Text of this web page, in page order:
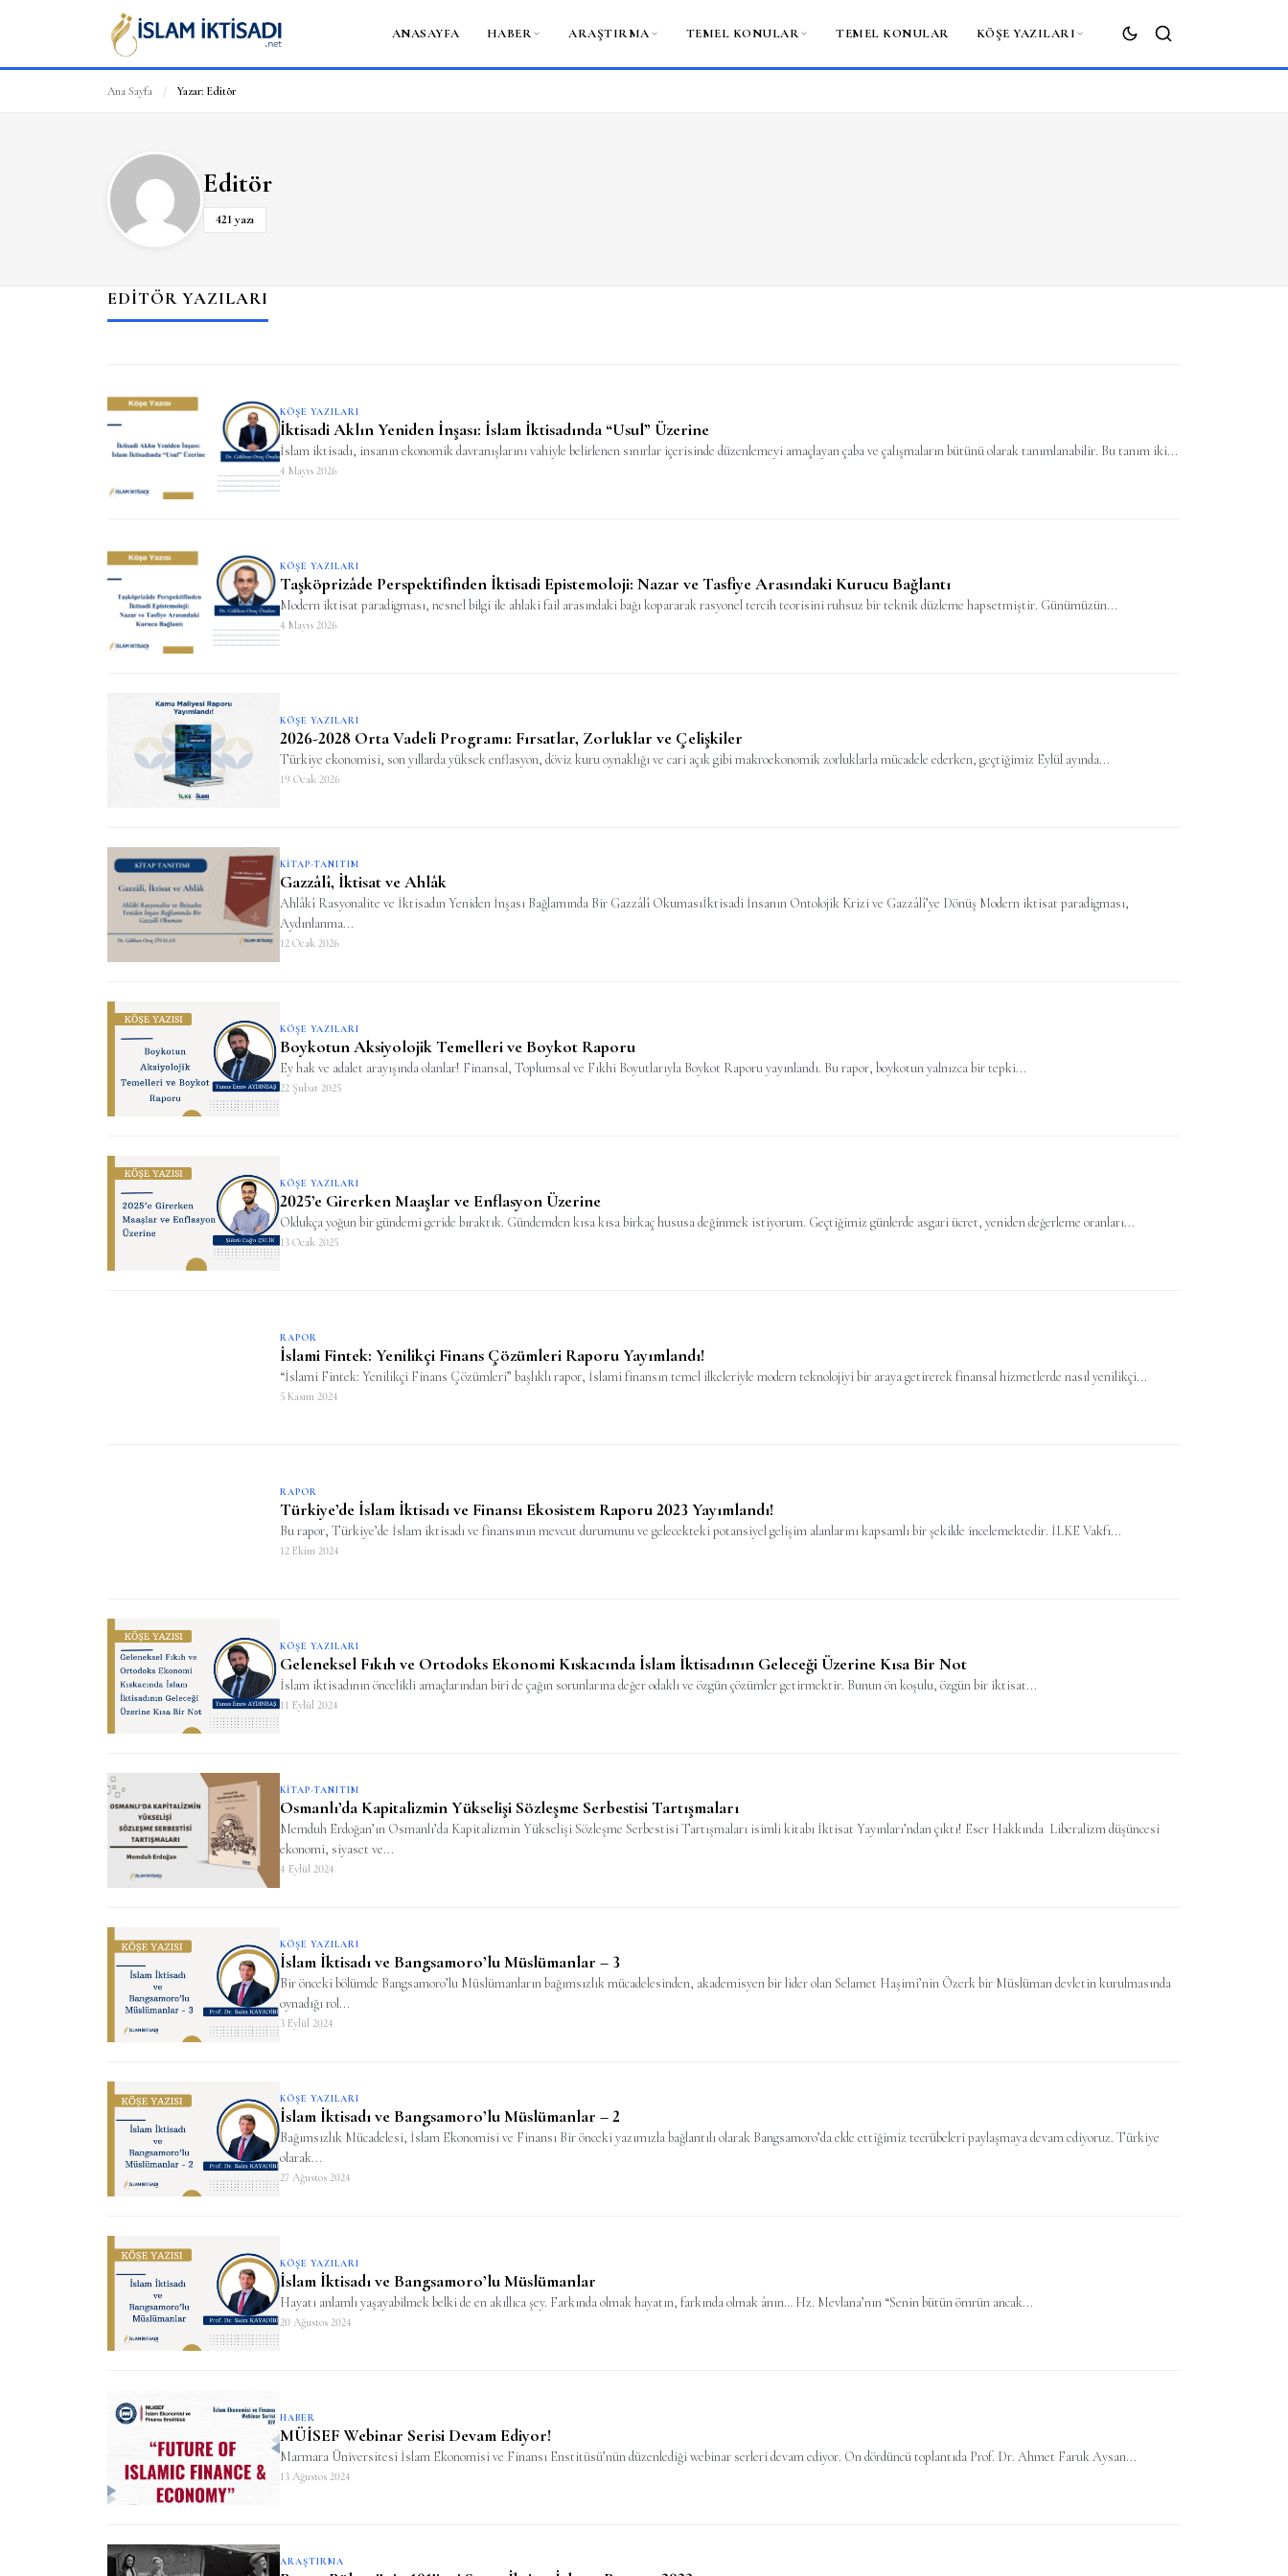
ANASAYFA HABER ARAŞTIRMA TEMEL KONULAR TEMEL KONULAR KÖŞE YAZILARI
ARA
Ana Sayfa / Yazar: Editör
Editör
421 yazı
EDITÖR YAZILARI
KÖŞE YAZILARI
İktisadi Aklın Yeniden İnşası: İslam İktisadında “Usul” Üzerine
İslam iktisadı, insanın ekonomik davranışlarını vahiyle belirlenen sınırlar içerisinde düzenlemeyi amaçlayan çaba ve çalışmaların bütünü olarak tanımlanabilir. Bu tanım iki...
4 Mayıs 2026
KÖŞE YAZILARI
Taşköprizâde Perspektifinden İktisadi Epistemoloji: Nazar ve Tasfiye Arasındaki Kurucu Bağlantı
Modern iktisat paradigması, nesnel bilgi ile ahlaki fail arasındaki bağı kopararak rasyonel tercih teorisini ruhsuz bir teknik düzleme hapsetmiştir. Günümüzün...
4 Mayıs 2026
KÖŞE YAZILARI
2026-2028 Orta Vadeli Programı: Fırsatlar, Zorluklar ve Çelişkiler
Türkiye ekonomisi, son yıllarda yüksek enflasyon, döviz kuru oynaklığı ve cari açık gibi makroekonomik zorluklarla mücadele ederken, geçtiğimiz Eylül ayında...
19 Ocak 2026
KITAP-TANITIM
Gazzâlî, İktisat ve Ahlâk
Ahlâkî Rasyonalite ve İktisadın Yeniden İnşası Bağlamında Bir Gazzâlî Okumasıİktisadi İnsanın Ontolojik Krizi ve Gazzâlî’ye Dönüş Modern iktisat paradigması,
Aydınlanma...
12 Ocak 2026
KÖŞE YAZILARI
Boykotun Aksiyolojik Temelleri ve Boykot Raporu
Ey hak ve adalet arayışında olanlar! Finansal, Toplumsal ve Fıkhi Boyutlarıyla Boykot Raporu yayınlandı. Bu rapor, boykotun yalnızca bir tepki...
22 Şubat 2025
KÖŞE YAZILARI
2025’e Girerken Maaşlar ve Enflasyon Üzerine
Oldukça yoğun bir gündemi geride bıraktık. Gündemden kısa kısa birkaç hususa değinmek istiyorum. Geçtiğimiz günlerde asgari ücret, yeniden değerleme oranları...
13 Ocak 2025
RAPOR
İslami Fintek: Yenilikçi Finans Çözümleri Raporu Yayımlandı!
“İslami Fintek: Yenilikçi Finans Çözümleri” başlıklı rapor, İslami finansın temel ilkeleriyle modern teknolojiyi bir araya getirerek finansal hizmetlerde nasıl yenilikçi...
5 Kasım 2024
RAPOR
Türkiye’de İslam İktisadı ve Finansı Ekosistem Raporu 2023 Yayımlandı!
Bu rapor, Türkiye’de İslam iktisadı ve finansının mevcut durumunu ve gelecekteki potansiyel gelişim alanlarını kapsamlı bir şekilde incelemektedir. İLKE Vakfı...
12 Ekim 2024
KÖŞE YAZILARI
Geleneksel Fıkıh ve Ortodoks Ekonomi Kıskacında İslam İktisadının Geleceği Üzerine Kısa Bir Not
İslam iktisadının öncelikli amaçlarından biri de çağın sorunlarına değer odaklı ve özgün çözümler getirmektir. Bunun ön koşulu, özgün bir iktisat...
11 Eylül 2024
KITAP-TANITIM
Osmanlı’da Kapitalizmin Yükselişi Sözleşme Serbestisi Tartışmaları
Memduh Erdoğan’ın Osmanlı’da Kapitalizmin Yükselişi Sözleşme Serbestisi Tartışmaları isimli kitabı İktisat Yayınları’ndan çıktı! Eser Hakkında Liberalizm düşüncesi
ekonomi, siyaset ve...
4 Eylül 2024
KÖŞE YAZILARI
İslam İktisadı ve Bangsamoro’lu Müslümanlar – 3
Bir önceki bölümde Bangsamoro’lu Müslümanların bağımsızlık mücadelesinden, akademisyen bir lider olan Selamet Haşimi’nin Özerk bir Müslüman devletin kurulmasında
oynadığı rol...
3 Eylül 2024
KÖŞE YAZILARI
İslam İktisadı ve Bangsamoro’lu Müslümanlar – 2
Bağımsızlık Mücadelesi, İslam Ekonomisi ve Finansı Bir önceki yazımızla bağlantılı olarak Bangsamoro’da elde ettiğimiz tecrübeleri paylaşmaya devam ediyoruz. Türkiye
olarak...
27 Ağustos 2024
KÖŞE YAZILARI
İslam İktisadı ve Bangsamoro’lu Müslümanlar
Hayatı anlamlı yaşayabilmek belki de en akıllıca şey. Farkında olmak hayatın, farkında olmak ânın… Hz. Mevlana’nın “Senin bütün ömrün ancak...
20 Ağustos 2024
HABER
MÜİSEF Webinar Serisi Devam Ediyor!
Marmara Üniversitesi İslam Ekonomisi ve Finansı Enstitüsü’nün düzenlediği webinar serleri devam ediyor. On dördüncü toplantıda Prof. Dr. Ahmet Faruk Aysan...
13 Ağustos 2024
ARAŞTIRMA